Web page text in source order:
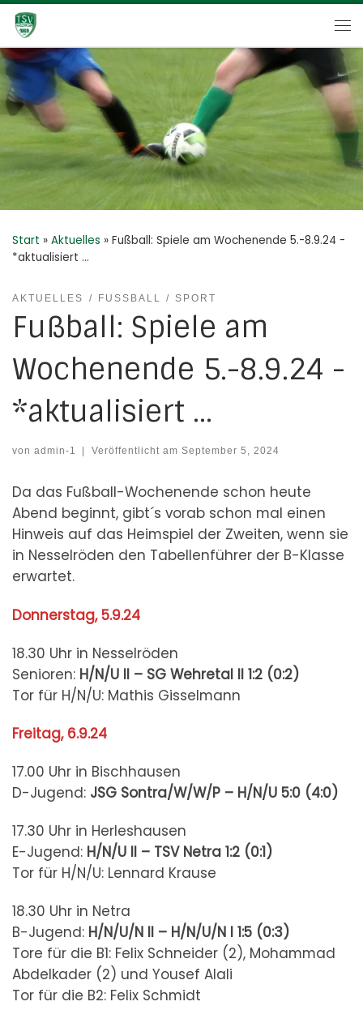
Zum Inhalt springen
Start » Aktuelles » Fußball: Spiele am Wochenende 5.-8.9.24 -
*aktualisiert …
AKTUELLES FUSSBALL SPORT
Fußball: Spiele am
Wochenende 5.-8.9.24 -
*aktualisiert …
von admin-1 Veröffentlicht am September 5, 2024
Da das Fußball-Wochenende schon heute
Abend beginnt, gibt´s vorab schon mal einen
Hinweis auf das Heimspiel der Zweiten, wenn sie
in Nesselröden den Tabellenführer der B-Klasse
erwartet.
Donnerstag, 5.9.24
18.30 Uhr in Nesselröden
Senioren: H/N/U II – SG Wehretal II 1:2 (0:2)
Tor für H/N/U: Mathis Gisselmann
Freitag, 6.9.24
17.00 Uhr in Bischhausen
D-Jugend: JSG Sontra/W/W/P – H/N/U 5:0 (4:0)
17.30 Uhr in Herleshausen
E-Jugend: H/N/U II – TSV Netra 1:2 (0:1)
Tor für H/N/U: Lennard Krause
18.30 Uhr in Netra
B-Jugend: H/N/U/N II – H/N/U/N I 1:5 (0:3)
Tore für die B1: Felix Schneider (2), Mohammad
Abdelkader (2) und Yousef Alali
Tor für die B2: Felix Schmidt